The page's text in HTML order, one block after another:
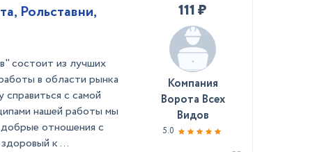
Рольставни,
состоит из лучших
в области рынка
с самой
нашей работы мы
добрые отношения с
к ...
111 ₽
Компания
Ворота Всех
Видов
5.0